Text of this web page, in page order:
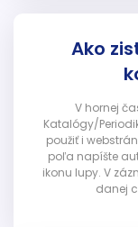
Ako
V hornej
Katalógy/
použiť i
poľa napíšte
ikonu lupy. V
danej